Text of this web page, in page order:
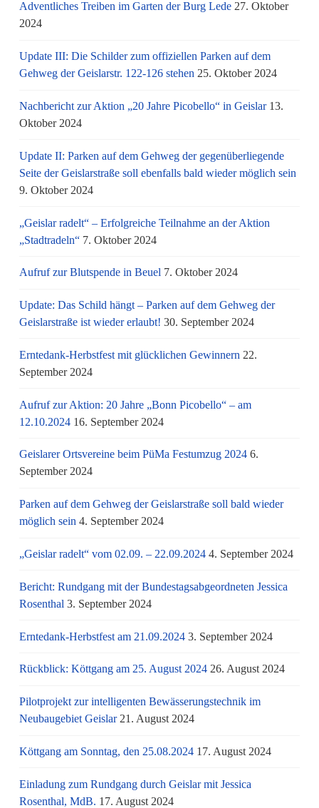
Adventliches Treiben im Garten der Burg Lede 27. Oktober
2024
Update III: Die Schilder zum offiziellen Parken auf dem
Gehweg der Geislarstr. 122-126 stehen 25. Oktober 2024
Nachbericht zur Aktion „20 Jahre Picobello“ in Geislar 13.
Oktober 2024
Update II: Parken auf dem Gehweg der gegenüberliegende
Seite der Geislarstraße soll ebenfalls bald wieder möglich sein
9. Oktober 2024
„Geislar radelt“ – Erfolgreiche Teilnahme an der Aktion
„Stadtradeln“ 7. Oktober 2024
Aufruf zur Blutspende in Beuel 7. Oktober 2024
Update: Das Schild hängt – Parken auf dem Gehweg der
Geislarstraße ist wieder erlaubt! 30. September 2024
Erntedank-Herbstfest mit glücklichen Gewinnern 22.
September 2024
Aufruf zur Aktion: 20 Jahre „Bonn Picobello“ – am
12.10.2024 16. September 2024
Geislarer Ortsvereine beim PüMa Festumzug 2024 6.
September 2024
Parken auf dem Gehweg der Geislarstraße soll bald wieder
möglich sein 4. September 2024
„Geislar radelt“ vom 02.09. – 22.09.2024 4. September 2024
Bericht: Rundgang mit der Bundestagsabgeordneten Jessica
Rosenthal 3. September 2024
Erntedank-Herbstfest am 21.09.2024 3. September 2024
Rückblick: Köttgang am 25. August 2024 26. August 2024
Pilotprojekt zur intelligenten Bewässerungstechnik im
Neubaugebiet Geislar 21. August 2024
Köttgang am Sonntag, den 25.08.2024 17. August 2024
Einladung zum Rundgang durch Geislar mit Jessica
Rosenthal, MdB. 17. August 2024